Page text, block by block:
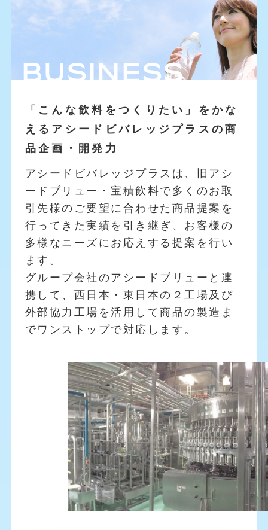
BUSINESS
「こんな飲料をつくりたい」をかな
えるアシードビバレッジプラスの商
品企画・開発力
アシードビバレッジプラスは、旧アシ
ードブリュー・宝積飲料で多くのお取
引先様のご要望に合わせた商品提案を
行ってきた実績を引き継ぎ、お客様の
多様なニーズにお応えする提案を行い
ます。
グループ会社のアシードブリューと連
携して、西日本・東日本の２工場及び
外部協力工場を活用して商品の製造ま
でワンストップで対応します。